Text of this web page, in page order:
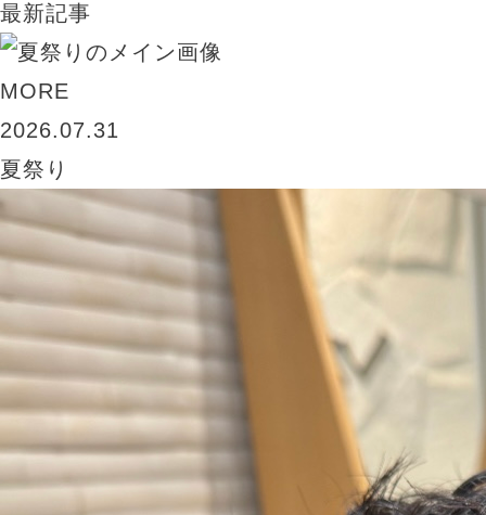
最新記事
MORE
2026.07.31
夏祭り